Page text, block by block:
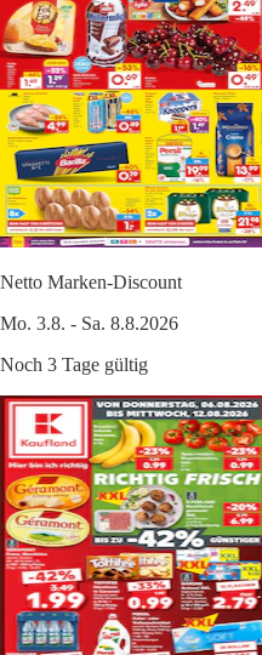
Netto Marken-Discount
Mo. 3.8. - Sa. 8.8.2026
Noch 3 Tage gültig